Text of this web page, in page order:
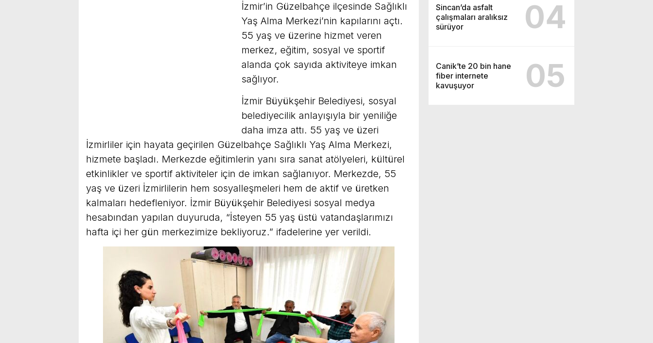
Sincan’da asfalt
çalışmaları aralıksız
sürüyor
04
Canik’te 20 bin hane
fiber internete
kavuşuyor
05
İzmir’in Güzelbahçe ilçesinde Sağlıklı
Yaş Alma Merkezi’nin kapılarını açtı.
55 yaş ve üzerine hizmet veren
merkez, eğitim, sosyal ve sportif
alanda çok sayıda aktiviteye imkan
sağlıyor.
İzmir Büyükşehir Belediyesi, sosyal
belediyecilik anlayışıyla bir yeniliğe
daha imza attı. 55 yaş ve üzeri
İzmirliler için hayata geçirilen Güzelbahçe Sağlıklı Yaş Alma Merkezi,
hizmete başladı. Merkezde eğitimlerin yanı sıra sanat atölyeleri, kültürel
etkinlikler ve sportif aktiviteler için de imkan sağlanıyor. Merkezde, 55
yaş ve üzeri İzmirlilerin hem sosyalleşmeleri hem de aktif ve üretken
kalmaları hedefleniyor. İzmir Büyükşehir Belediyesi sosyal medya
hesabından yapılan duyuruda, “İsteyen 55 yaş üstü vatandaşlarımızı
hafta içi her gün merkezimize bekliyoruz.” ifadelerine yer verildi.